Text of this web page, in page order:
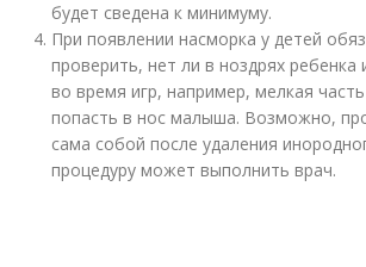
будет сведена к минимуму.
При появлении насморка у детей
проверить, нет ли в ноздрях ребенка
во время игр, например, мелкая
попасть в нос малыша. Возможно,
сама собой после удаления
процедуру может выполнить врач.